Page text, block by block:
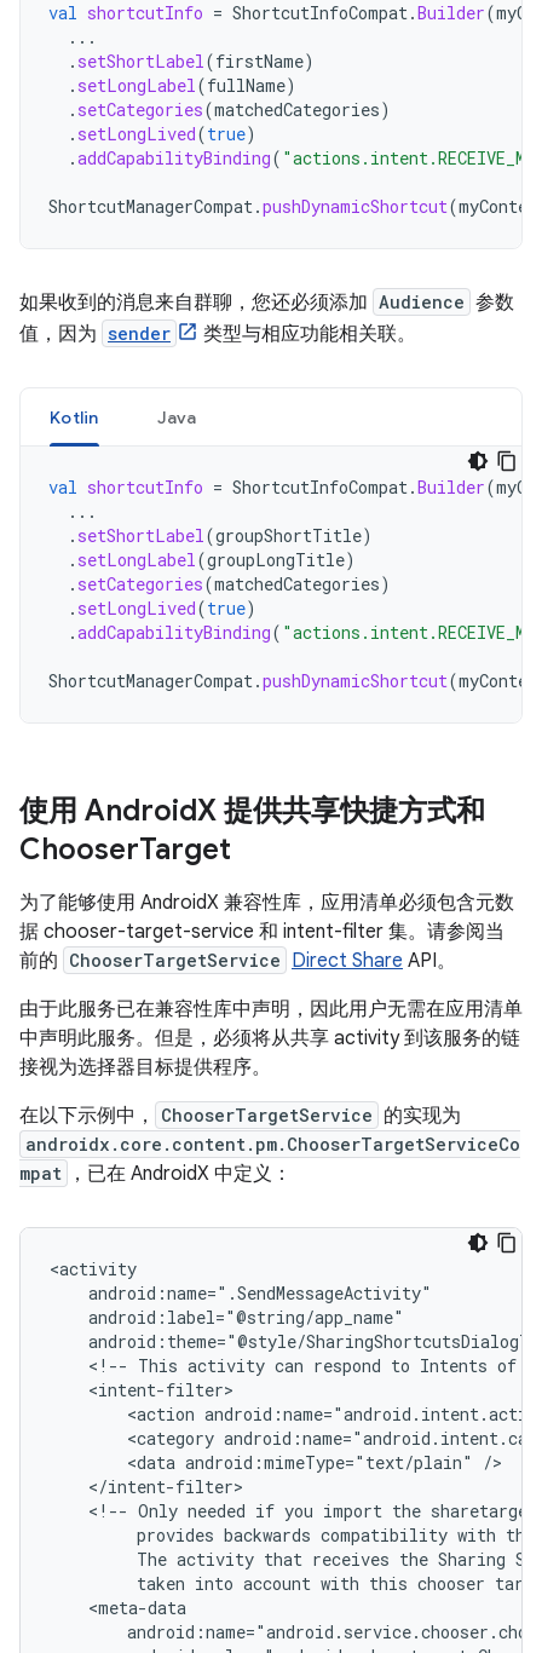
val shortcutInfo = ShortcutInfoCompat.Builder(
...
. setShortLabel(firstName)
. setLongLabel(fullName)
. setCategories(matchedCategories)
. setLongLived(true)
.addCapabilityBinding(
ShortcutManagerCompat.pushDynamicShortcut(
如果收到的消息来自群聊，您还必须添加 Audience 参数
值，因为 sender 类型与相应功能相关联。
Kotlin Java
val shortcutInfo = ShortcutInfoCompat.Builder(
...
. setShortLabel(groupShortTitle)
. setLongLabel(groupLongTitle)
. setCategories(matchedCategories)
. setLongLived(true)
.addCapabilityBinding(
ShortcutManagerCompat.pushDynamicShortcut(
使用 AndroidX 提供共享快捷方式和
ChooserTarget
为了能够使用 AndroidX 兼容性库，应用清单必须包含元数
据 chooser-target-service 和 intent-filter 集。请参阅当
前的 ChooserTargetService Direct Share API。
由于此服务已在兼容性库中声明，因此用户无需在应用清单
中声明此服务。但是，必须将从共享 activity 到该服务的链
接视为选择器目标提供程序。
在以下示例中，
ChooserTargetService 的实现为
androidx.core.content.pm.ChooserTargetServiceCo
mpat
，已在 AndroidX 中定义：
<!-- This activity can respond to Intents of
<action
<category
<data android:mimeType="text/plain"
<!-- Only needed if you import the sharetarget
provides backwards compatibility with the
The activity that receives the Sharing
taken into account with this chooser